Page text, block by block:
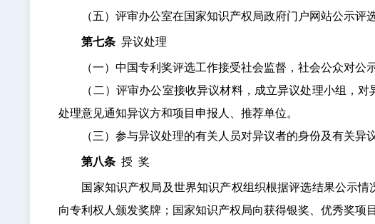
（五）评审办公室在国家知识产权局政府门户网站公示评选
第七条 异议处理
（一）中国专利奖评选工作接受社会监督，社会公众对公
（二）评审办公室接收异议材料，成立异议处理小组，对
处理意见通知异议方和项目申报人、推荐单位。
（三）参与异议处理的有关人员对异议者的身份及有关异议
第八条 授 奖
国家知识产权局及世界知识产权组织根据评选结果公示情
向专利权人颁发奖牌；国家知识产权局向获得银奖、优秀奖项